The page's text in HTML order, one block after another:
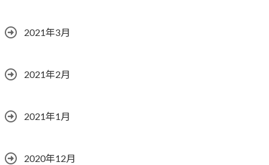
2021年3月
2021年2月
2021年1月
2020年12月